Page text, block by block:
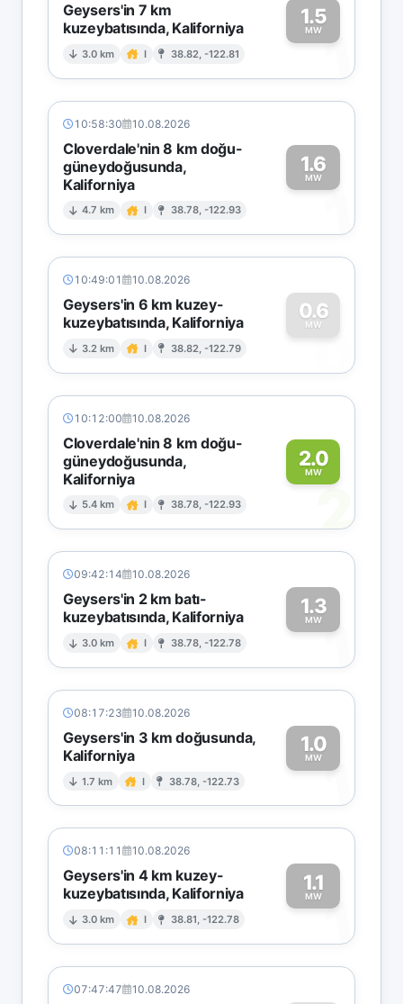
Geysers'in 7 km
kuzeybatısında, Kaliforniya
3.0 km I 38.82, -122.81
1.5
MW1
10:58:30 10.08.2026
Cloverdale'nin 8 km doğu-
güneydoğusunda,
Kaliforniya
4.7 km I 38.78, -122.93
1.6
MW
1
10:49:01 10.08.2026
Geysers'in 6 km kuzey-
kuzeybatısında, Kaliforniya
3.2 km I 38.82, -122.79
0.6
MW
0
10:12:00 10.08.2026
Cloverdale'nin 8 km doğu-
güneydoğusunda,
Kaliforniya
5.4 km I 38.78, -122.93
2.0
MW
2
09:42:14 10.08.2026
Geysers'in 2 km batı-
kuzeybatısında, Kaliforniya
3.0 km I 38.78, -122.78
1.3
MW1
08:17:23 10.08.2026
Geysers'in 3 km doğusunda,
Kaliforniya
1.7 km I 38.78, -122.73
1.0
MW1
08:11:11 10.08.2026
Geysers'in 4 km kuzey-
kuzeybatısında, Kaliforniya
3.0 km I 38.81, -122.78
1.1
MW1
07:47:47 10.08.2026